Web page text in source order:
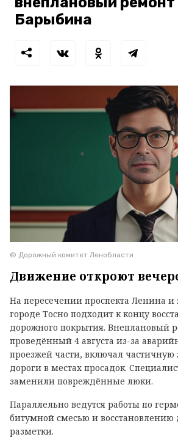
Барыбина
© Дорожный комитет Ленобласти
Движение откроют
На пересечении проспекта Ленина
городе Тосно подходит к концу
дорожного покрытия. Внеплановый
проведённый 4 августа из-за
проезжей части, включал частичную
дороги в местах просадок.
заменили повреждённые люки.
Параллельно ведутся работы по
битумной смесью и
разметки.